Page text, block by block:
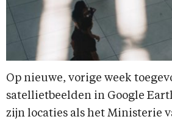
Op nieuwe, vorige week
satellietbeelden in Google
zijn locaties als het Ministerie